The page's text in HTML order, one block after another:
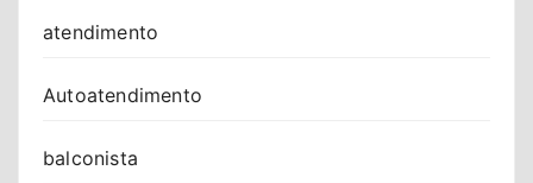
atendimento
Autoatendimento
balconista